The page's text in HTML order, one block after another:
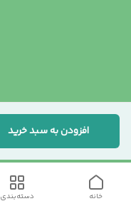
افزودن به سبد خرید
دسته‌بندی خانه